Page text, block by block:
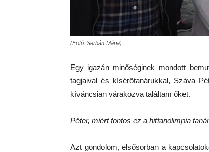
(Fotó: Serbán Mária)
Egy igazán minőséginek mondott
tagjaival és kísérőtanárukkal, Száva
kíváncsian várakozva találtam őket.
Péter, miért fontos ez a hittanolimpia
Azt gondolom, elsősorban a